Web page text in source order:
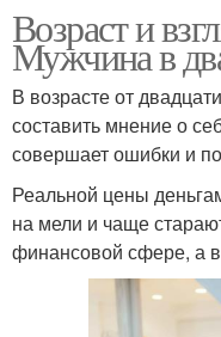
Возраст и
Мужчина в
В возрасте от
составить мнение о
совершает ошибки и
Реальной цены
на мели и чаще
финансовой сфере, а в